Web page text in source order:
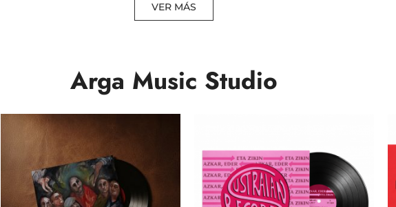
VER MÁS
Arga Music Studio